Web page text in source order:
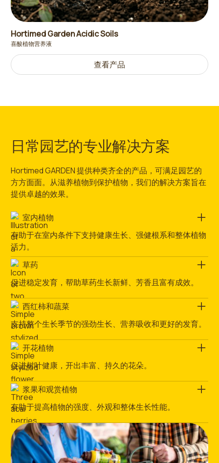
Hortimed Garden Acidic Soils
喜酸植物营养液
查看产品
日常园艺的专业解决方案
Hortimed GARDEN 提供种类齐全的产品，可满足园艺的
方方面面。从滋养植物到保护植物，我们的解决方案旨在
提供卓越的效果。
室内植物
有助于在室内条件下支持健康生长、强健根系和整体植物
活力。
草药
促进稳定发育，帮助草药生长新鲜、芳香且富有成效。
西红柿和蔬菜
支持整个生长季节的强劲生长、营养吸收和更好的发育。
开花植物
促进树叶健康，开出丰富、持久的花朵。
浆果和观赏植物
有助于提高植物的强度、外观和整体生长性能。